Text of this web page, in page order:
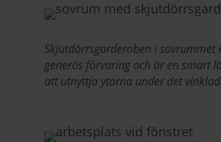
Skjutdörrsgarderoben i sovrummet
generös förvaring och är en smart
att utnyttja ytorna under det